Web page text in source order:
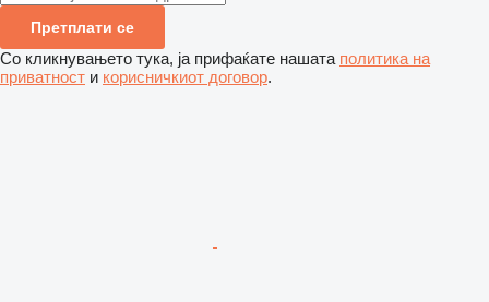
Претплати се
Со кликнувањето тука, ја прифаќате нашата политика на
приватност и корисничкиот договор.